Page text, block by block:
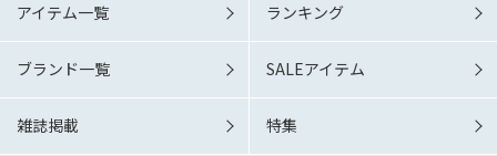
アイテム一覧 ランキング
ブランド一覧 SALEアイテム
雑誌掲載 特集